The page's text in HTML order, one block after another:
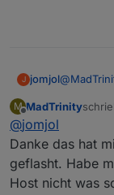
J jomjol@
folgende
Zuerst
M
Offline
MadTrinity
@jomjol
Danke das hat
geflasht. Habe
Host nicht was